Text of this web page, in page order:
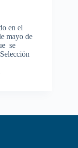
en el
mayo de
se